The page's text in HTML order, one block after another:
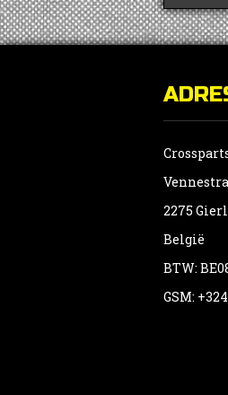
2275
België
BTW:
GSM: